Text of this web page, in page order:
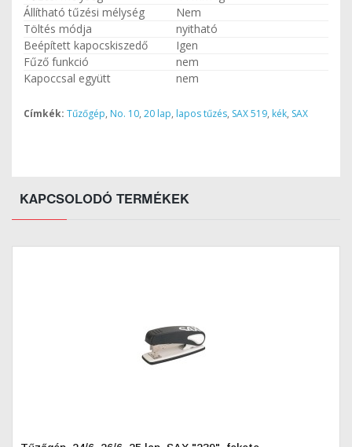
Állítható tűzési mélység
Nem
Töltés módja
nyitható
Beépített kapocskiszedő
Igen
Fűző funkció
nem
Kapoccsal együtt
nem
Címkék: Tűzőgép, No. 10, 20 lap, lapos tűzés, SAX 519, kék, SAX
KAPCSOLODÓ TERMÉKEK